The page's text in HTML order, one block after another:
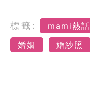
標籤: mami熱話
婚姻
婚紗照